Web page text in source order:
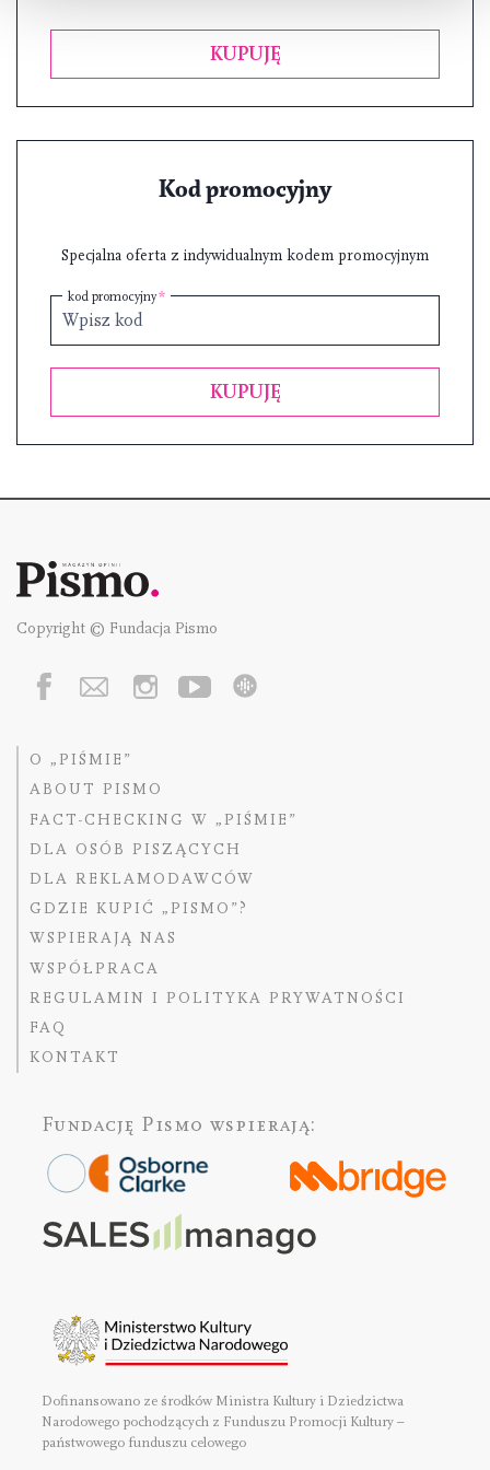
KUPUJĘ
Kod promocyjny
Specjalna oferta z indywidualnym kodem promocyjnym
kod promocyjny
KUPUJĘ
Copyright © Fundacja Pismo
O „PIŚMIE”
ABOUT PISMO
FACT-CHECKING W „PIŚMIE”
DLA OSÓB PISZĄCYCH
DLA REKLAMODAWCÓW
GDZIE KUPIĆ „PISMO”?
WSPIERAJĄ NAS
WSPÓŁPRACA
REGULAMIN I POLITYKA PRYWATNOŚCI
FAQ
KONTAKT
Fundację Pismo wspierają:
Dofinansowano ze środków Ministra Kultury i Dziedzictwa
Narodowego pochodzących z Funduszu Promocji Kultury –
państwowego funduszu celowego